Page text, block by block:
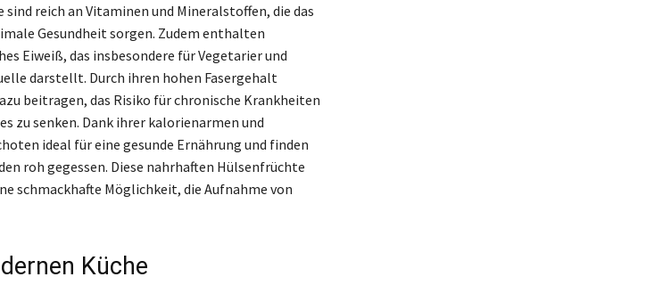
sind reich an Vitaminen und Mineralstoffen, die das
Gesundheit sorgen. Zudem enthalten
Eiweiß, das insbesondere für Vegetarier und
darstellt. Durch ihren hohen Fasergehalt
beitragen, das Risiko für chronische Krankheiten
zu senken. Dank ihrer kalorienarmen und
ideal für eine gesunde Ernährung und finden
roh gegessen. Diese nahrhaften Hülsenfrüchte
schmackhafte Möglichkeit, die Aufnahme von
Küche